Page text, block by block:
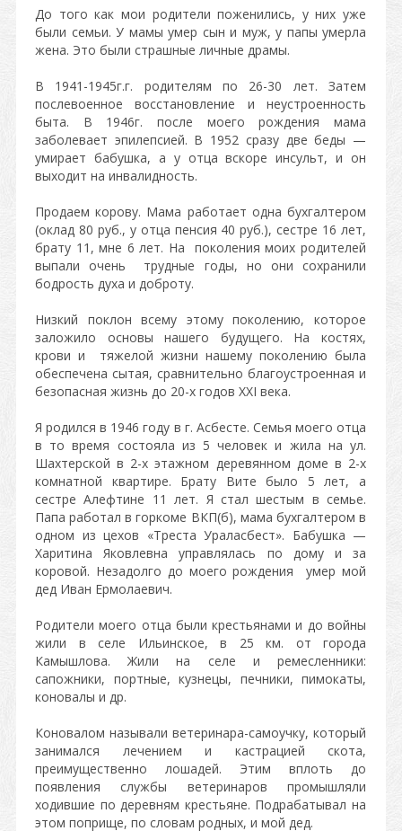
До того как мои родители поженились, у них уже
были семьи. У мамы умер сын и муж, у папы умерла
жена. Это были страшные личные драмы.
В 1941-1945г.г. родителям по 26-30 лет. Затем
послевоенное восстановление и неустроенность
быта. В 1946г. после моего рождения мама
заболевает эпилепсией. В 1952 сразу две беды —
умирает бабушка, а у отца вскоре инсульт, и он
выходит на инвалидность.
Продаем корову. Мама работает одна бухгалтером
(оклад 80 руб., у отца пенсия 40 руб.), сестре 16 лет,
брату 11, мне 6 лет. На поколения моих родителей
выпали очень трудные годы, но они сохранили
бодрость духа и доброту.
Низкий поклон всему этому поколению, которое
заложило основы нашего будущего. На костях,
крови и тяжелой жизни нашему поколению была
обеспечена сытая, сравнительно благоустроенная и
безопасная жизнь до 20-х годов ХХI века.
Я родился в 1946 году в г. Асбесте. Семья моего отца
в то время состояла из 5 человек и жила на ул.
Шахтерской в 2-х этажном деревянном доме в 2-х
комнатной квартире. Брату Вите было 5 лет, а
сестре Алефтине 11 лет. Я стал шестым в семье.
Папа работал в горкоме ВКП(б), мама бухгалтером в
одном из цехов «Треста Ураласбест». Бабушка —
Харитина Яковлевна управлялась по дому и за
коровой. Незадолго до моего рождения умер мой
дед Иван Ермолаевич.
Родители моего отца были крестьянами и до войны
жили в селе Ильинское, в 25 км. от города
Камышлова. Жили на селе и ремесленники:
сапожники, портные, кузнецы, печники, пимокаты,
коновалы и др.
Коновалом называли ветеринара-самоучку, который
занимался лечением и кастрацией скота,
преимущественно лошадей. Этим вплоть до
появления службы ветеринаров промышляли
ходившие по деревням крестьяне. Подрабатывал на
этом поприще, по словам родных, и мой дед.